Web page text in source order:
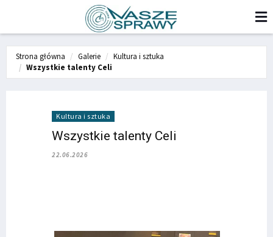
Strona główna Galerie
Kultura i sztuka
Wszystkie talenty Celi
Kultura i sztuka
Wszystkie talenty Celi
22.06.2026